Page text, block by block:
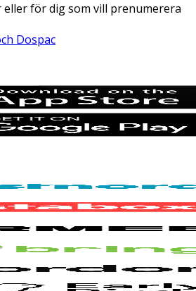
för dig som vill prenumerera
Dospac